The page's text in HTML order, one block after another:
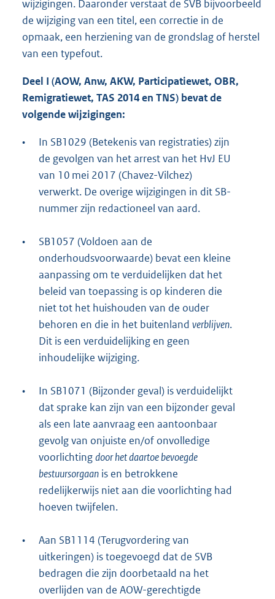
wijzigingen. Daaronder verstaat de SVB bijvoorbeeld
de wijziging van een titel, een correctie in de
opmaak, een herziening van de grondslag of herstel
van een typefout.
Deel I (AOW, Anw, AKW, Participatiewet, OBR,
Remigratiewet, TAS 2014 en TNS) bevat de
volgende wijzigingen:
•
In SB1029 (Betekenis van registraties) zijn
de gevolgen van het arrest van het HvJ EU
van 10 mei 2017 (Chavez-Vilchez)
verwerkt. De overige wijzigingen in dit SB-
nummer zijn redactioneel van aard.
•
SB1057 (Voldoen aan de
onderhoudsvoorwaarde) bevat een kleine
aanpassing om te verduidelijken dat het
beleid van toepassing is op kinderen die
niet tot het huishouden van de ouder
behoren en die in het buitenland verblijven.
Dit is een verduidelijking en geen
inhoudelijke wijziging.
•
In SB1071 (Bijzonder geval) is verduidelijkt
dat sprake kan zijn van een bijzonder geval
als een late aanvraag een aantoonbaar
gevolg van onjuiste en/of onvolledige
voorlichtingdoor het daartoe bevoegde
bestuursorgaan is en betrokkene
redelijkerwijs niet aan die voorlichting had
hoeven twijfelen.
•
Aan SB1114 (Terugvordering van
uitkeringen) is toegevoegd dat de SVB
bedragen die zijn doorbetaald na het
overlijden van de AOW-gerechtigde